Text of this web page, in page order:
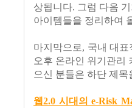
상됩니다. 그럼 다음
아이템들을 정리하여
마지막으로, 국내 대
오후 온라인 위기관리
으신 분들은 하단 제
웹2.0 시대의 e-Risk